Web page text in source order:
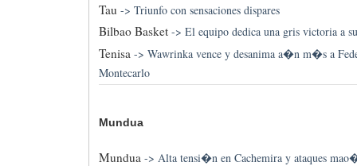
Tau -> Triunfo con sensaciones dispares
Bilbao Basket-> El equipo dedica una gris victoria a
Tenisa-> Wawrinka vence y desanima a�n m�s a
Montecarlo
Mundua
Mundua -> Alta tensi�n en Cachemira y ataques